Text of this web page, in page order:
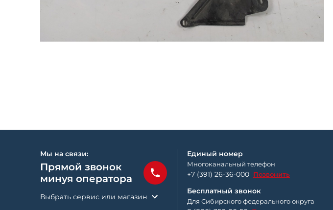
Мы на связи:
Прямой звонок
минуя оператора
Выбрать сервис или магазин
Единый номер
Многоканальный телефон
+7 (391) 26-36-000 Позвонить
Бесплатный звонок
Для Сибирского федерального округа